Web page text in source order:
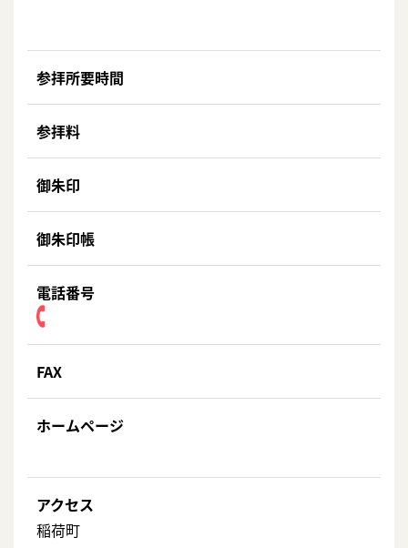
参拝所要時間
参拝料
御朱印
御朱印帳
電話番号
FAX
ホームページ
アクセス
稲荷町